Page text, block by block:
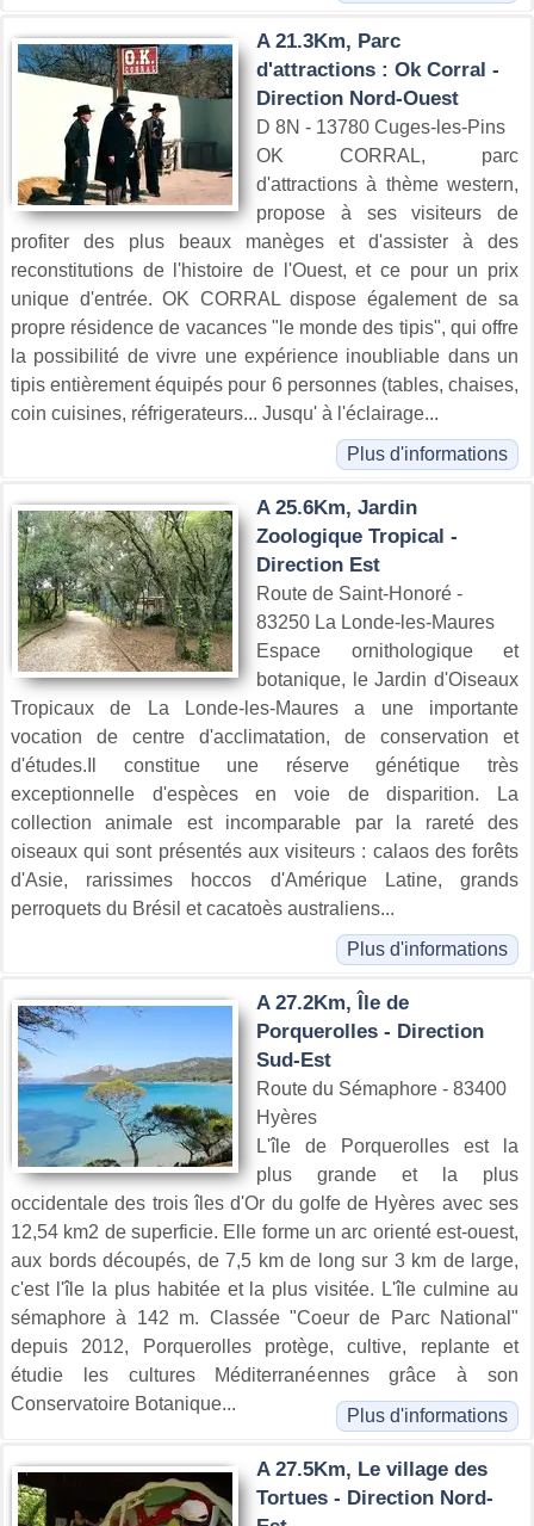
A 21.3Km, Parc
d'attractions : Ok Corral -
Direction Nord-Ouest
D 8N - 13780 Cuges-les-Pins
OK CORRAL, parc
d'attractions à thème western,
propose à ses visiteurs de
profiter des plus beaux manèges et d'assister à des
reconstitutions de l'histoire de l'Ouest, et ce pour un prix
unique d'entrée. OK CORRAL dispose également de sa
propre résidence de vacances "le monde des tipis", qui offre
la possibilité de vivre une expérience inoubliable dans un
tipis entièrement équipés pour 6 personnes (tables, chaises,
coin cuisines, réfrigerateurs... Jusqu' à l'éclairage...
Plus d'informations
A 25.6Km, Jardin
Zoologique Tropical -
Direction Est
Route de Saint-Honoré -
83250 La Londe-les-Maures
Espace ornithologique et
botanique, le Jardin d'Oiseaux
Tropicaux de La Londe-les-Maures a une importante
vocation de centre d'acclimatation, de conservation et
d'études.Il constitue une réserve génétique très
exceptionnelle d'espèces en voie de disparition. La
collection animale est incomparable par la rareté des
oiseaux qui sont présentés aux visiteurs : calaos des forêts
d'Asie, rarissimes hoccos d'Amérique Latine, grands
perroquets du Brésil et cacatoès australiens...
Plus d'informations
A 27.2Km, Île de
Porquerolles - Direction
Sud-Est
Route du Sémaphore - 83400
Hyères
L'île de Porquerolles est la
plus grande et la plus
occidentale des trois îles d'Or du golfe de Hyères avec ses
12,54 km2 de superficie. Elle forme un arc orienté est-ouest,
aux bords découpés, de 7,5 km de long sur 3 km de large,
c'est l'île la plus habitée et la plus visitée. L'île culmine au
sémaphore à 142 m. Classée "Coeur de Parc National"
depuis 2012, Porquerolles protège, cultive, replante et
étudie les cultures Méditerranéennes grâce à son
Conservatoire Botanique...
Plus d'informations
A 27.5Km, Le village des
Tortues - Direction Nord-